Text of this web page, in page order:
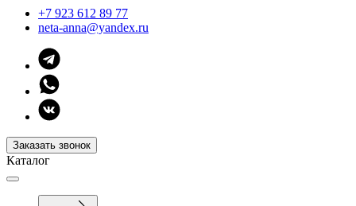
+7 923 612 89 77
neta-anna@yandex.ru
Заказать звонок
Каталог